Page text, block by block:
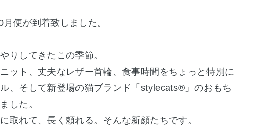
便が到着致しました。
りしてきたこの季節。
ット、丈夫なレザー首輪、食事時間をちょっと特別に
、そして新登場の猫ブランド「stylecats®」のおもち
した。
取れて、長く頼れる。そんな新顔たちです。